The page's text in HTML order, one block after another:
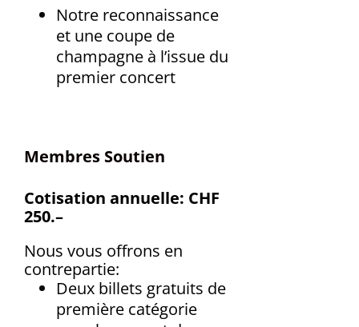
Notre reconnaissance
et une coupe de
champagne à l’issue du
premier concert
Membres Soutien
Cotisation annuelle: CHF
250.–
Nous vous offrons en
contrepartie:
Deux billets gratuits de
première catégorie